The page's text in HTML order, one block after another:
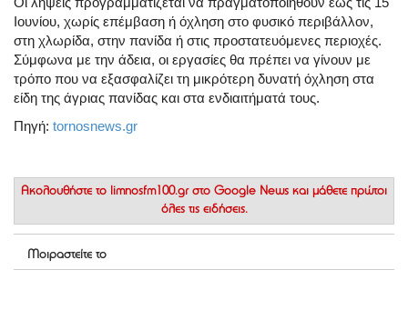
Ιουνίου, χωρίς επέμβαση ή όχληση στο φυσικό περιβάλλον,
στη χλωρίδα, στην πανίδα ή στις προστατευόμενες περιοχές.
Σύμφωνα με την άδεια, οι εργασίες θα πρέπει να γίνουν με
τρόπο που να εξασφαλίζει τη μικρότερη δυνατή όχληση στα
είδη της άγριας πανίδας και στα ενδιαιτήματά τους.
Πηγή: tornosnews.gr
Ακολουθήστε το limnosfm100.gr στο Google News και μάθετε πρώτοι
όλες τις ειδήσεις.
Μοιραστείτε το